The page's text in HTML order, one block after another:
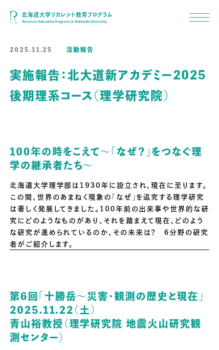
2025.11.25 活動報告
実施報告：北大道新アカデミー2025
後期理系コース（理学研究院）
100年の時をこえて～「なぜ？」をつなぐ理
学の継承者たち～
北海道大学理学部は1930年に設立され、現在に至ります。
この間、世界のあまねく現象の「なぜ」を追究する理学研究
は著しく発展してきました。100年前の出来事や世界的な研
究にどのようなものがあり、それを踏まえて現在、どのよう
な研究が進められているのか、その未来は？ 6分野の研究
者がご紹介します。
第6回「十勝岳～災害・観測の歴史と現在 」
2025.11.22（土）
青山裕教授（理学研究院 地震火山研究観
測センター）